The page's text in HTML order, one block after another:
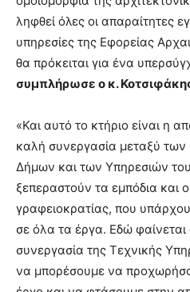
ληφθεί όλες οι απαραίτητες
υπηρεσίες της Εφορείας
θα πρόκειται για ένα
συμπλήρωσε ο κ.
«Και αυτό το κτήριο είναι η
καλή συνεργασία μεταξύ
Δήμων και των Υπηρεσιών
ξεπεραστούν τα εμπόδια και
γραφειοκρατίας, που
σε όλα τα έργα. Εδώ φαίνεται
συνεργασία της Τεχνικής
να μπορέσουμε να